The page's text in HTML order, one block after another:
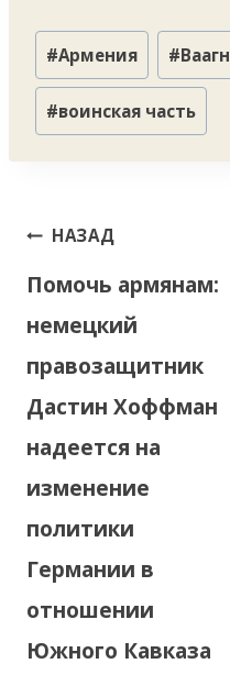
Метки
записи:
#Армения #
#воинская часть
Навигация
записям
НАЗАД
Помочь армянам:
немецкий
правозащитник
Дастин Хоффман
надеется на
изменение
политики
Германии в
отношении
Южного Кавказа